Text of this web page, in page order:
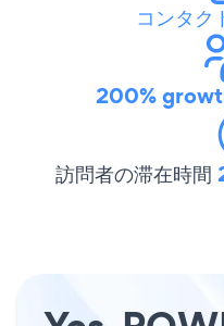
コンタ
200%
訪問者の滞在時間